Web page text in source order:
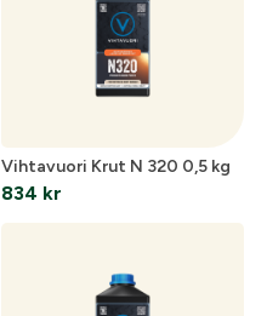
Vihtavuori Krut N 320 0,5 kg
834 kr